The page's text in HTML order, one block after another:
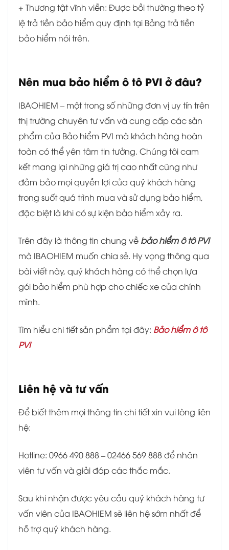
+ Thương tật vĩnh viễn: Được bồi thường theo tỷ
lệ trả tiền bảo hiểm quy định tại Bảng trả tiền
bảo hiểm nói trên.
Nên mua bảo hiểm ô tô PVI ở đâu?
IBAOHIEM – một trong số những đơn vị uy tín trên
thị trường chuyên tư vấn và cung cấp các sản
phẩm của Bảo hiểm PVI mà khách hàng hoàn
toàn có thể yên tâm tin tưởng. Chúng tôi cam
kết mang lại những giá trị cao nhất cũng như
đảm bảo mọi quyền lợi của quý khách hàng
trong suốt quá trình mua và sử dụng bảo hiểm,
đặc biệt là khi có sự kiện bảo hiểm xảy ra.
Trên đây là thông tin chung về bảo hiểm ô tô PVI
mà IBAOHIEM muốn chia sẻ. Hy vọng thông qua
bài viết này, quý khách hàng có thể chọn lựa
gói bảo hiểm phù hợp cho chiếc xe của chính
mình.
Tìm hiểu chi tiết sản phẩm tại đây: Bảo hiểm ô tô
PVI
Liên hệ và tư vấn
Để biết thêm mọi thông tin chi tiết xin vui lòng liên
hệ:
Hotline: 0966 490 888 – 02466 569 888 để nhân
viên tư vấn và giải đáp các thắc mắc.
Sau khi nhận được yêu cầu quý khách hàng tư
vấn viên của IBAOHIEM sẽ liên hệ sớm nhất để
hỗ trợ quý khách hàng.